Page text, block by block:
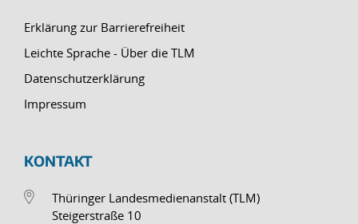
Erklärung zur Barrierefreiheit
Leichte Sprache - Über die TLM
Datenschutzerklärung
Impressum
KONTAKT
Thüringer Landesmedienanstalt (TLM)
Steigerstraße 10